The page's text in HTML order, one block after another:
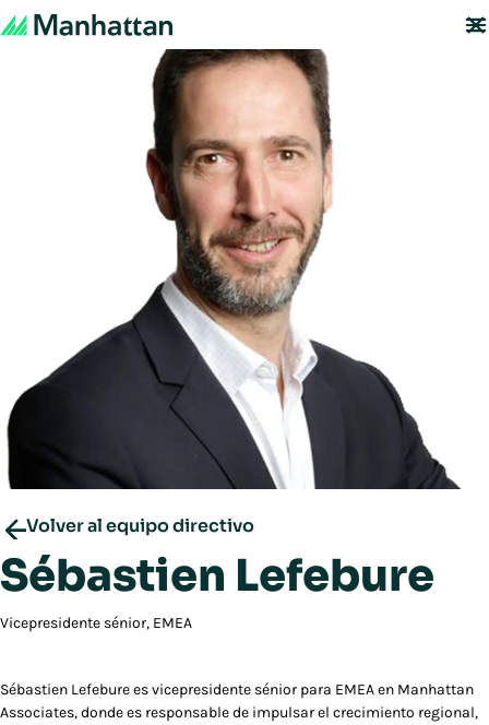
Volver al equipo directivo
Sébastien Lefebure
Vicepresidente sénior, EMEA
Sébastien Lefebure es vicepresidente sénior para EMEA en Manhattan
Associates, donde es responsable de impulsar el crecimiento regional,